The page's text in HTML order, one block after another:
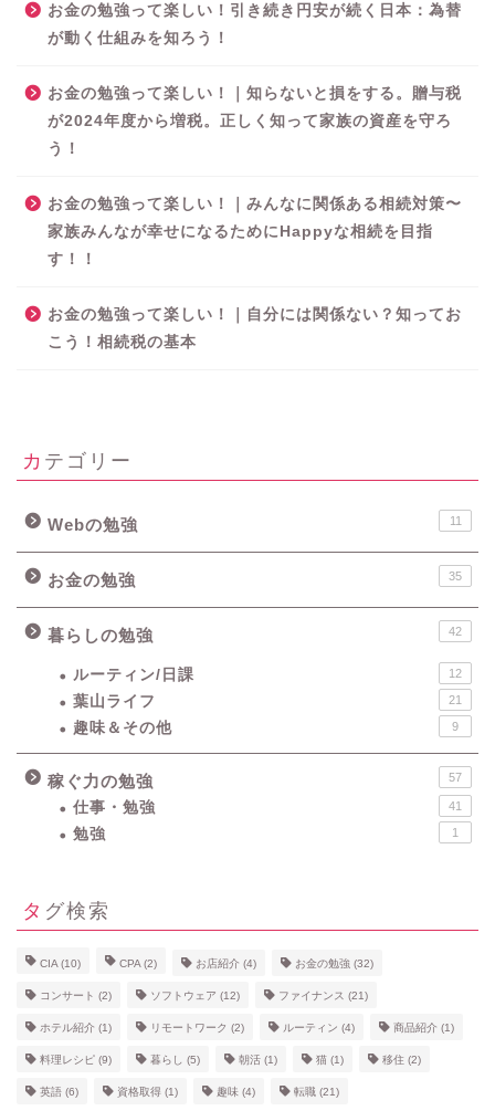
お金の勉強って楽しい！引き続き円安が続く日本：為替
が動く仕組みを知ろう！
お金の勉強って楽しい！｜知らないと損をする。贈与税
が2024年度から増税。正しく知って家族の資産を守ろ
う！
お金の勉強って楽しい！｜みんなに関係ある相続対策〜
家族みんなが幸せになるためにHappyな相続を目指
す！！
お金の勉強って楽しい！｜自分には関係ない？知ってお
こう！相続税の基本
カテゴリー
Webの勉強 11
お金の勉強 35
暮らしの勉強 42
ルーティン/日課 12
葉山ライフ 21
趣味＆その他 9
稼ぐ力の勉強 57
仕事・勉強 41
勉強 1
タグ検索
CIA (10) CPA (2) お店紹介 (4) お金の勉強 (32)
コンサート (2) ソフトウェア (12) ファイナンス (21)
ホテル紹介 (1) リモートワーク (2) ルーティン (4) 商品紹介 (1)
料理レシピ (9) 暮らし (5) 朝活 (1) 猫 (1) 移住 (2)
英語 (6) 資格取得 (1) 趣味 (4) 転職 (21)